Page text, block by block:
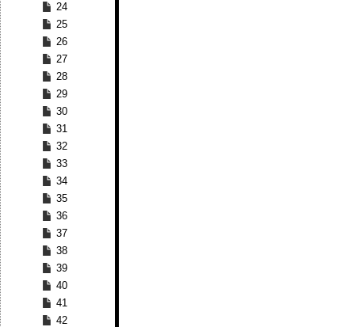
24
25
26
27
28
29
30
31
32
33
34
35
36
37
38
39
40
41
42